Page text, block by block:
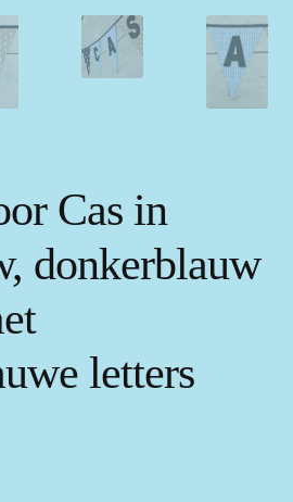
Cas in
donkerblauw
letters